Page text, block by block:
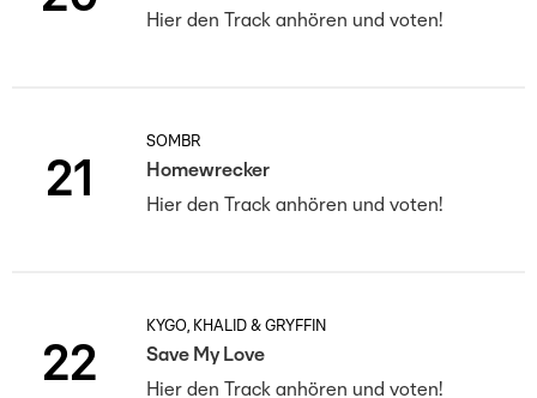
Hier den Track anhören und voten!
21
SOMBR
Homewrecker
Hier den Track anhören und voten!
22
KYGO, KHALID & GRYFFIN
Save My Love
Hier den Track anhören und voten!